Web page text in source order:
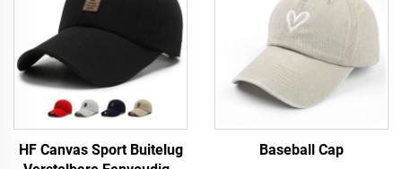
HF Canvas Sport Buitelug
Baseball Cap